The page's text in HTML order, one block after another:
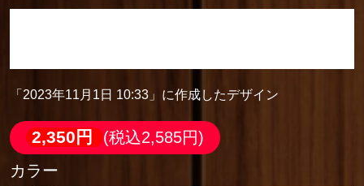
「2023年11月1日 10:33」に作成したデザイン
2,350円
(税込2,585円)
カラー